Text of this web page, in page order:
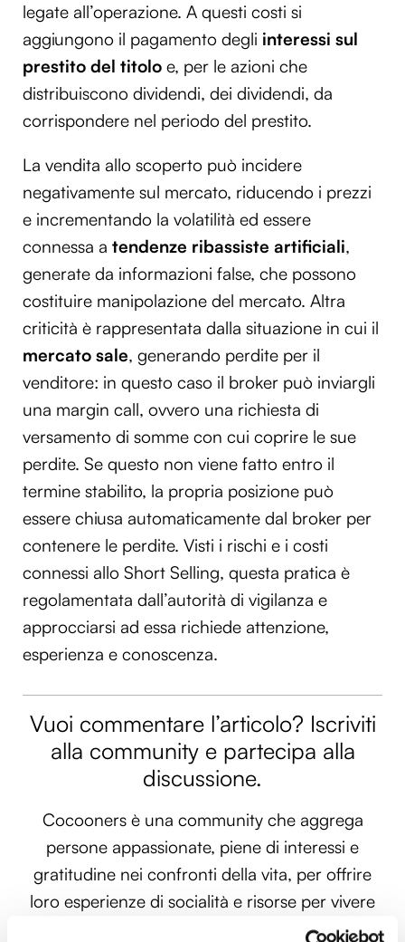
legate all’operazione. A questi costi si
aggiungono il pagamento degli interessi sul
prestito del titolo e, per le azioni che
distribuiscono dividendi, dei dividendi, da
corrispondere nel periodo del prestito.
La vendita allo scoperto può incidere
negativamente sul mercato, riducendo i prezzi
e incrementando la volatilità ed essere
connessa a tendenze ribassiste artificiali,
generate da informazioni false, che possono
costituire manipolazione del mercato. Altra
criticità è rappresentata dalla situazione in cui il
mercato sale, generando perdite per il
venditore: in questo caso il broker può inviargli
una margin call, ovvero una richiesta di
versamento di somme con cui coprire le sue
perdite. Se questo non viene fatto entro il
termine stabilito, la propria posizione può
essere chiusa automaticamente dal broker per
contenere le perdite. Visti i rischi e i costi
connessi allo Short Selling, questa pratica è
regolamentata dall’autorità di vigilanza e
approcciarsi ad essa richiede attenzione,
esperienza e conoscenza.
Vuoi commentare l’articolo? Iscriviti
alla community e partecipa alla
discussione.
Cocooners è una community che aggrega
persone appassionate, piene di interessi e
gratitudine nei confronti della vita, per offrire
loro esperienze di socialità e risorse per vivere